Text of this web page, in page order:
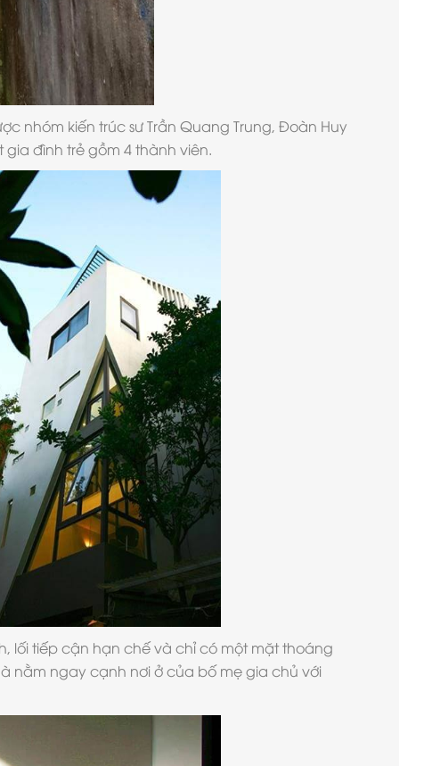
nhóm kiến trúc sư Trần Quang Trung, Đoàn Huy
đình trẻ gồm 4 thành viên.
lối tiếp cận hạn chế và chỉ có một mặt thoáng
nằm ngay cạnh nơi ở của bố mẹ gia chủ với